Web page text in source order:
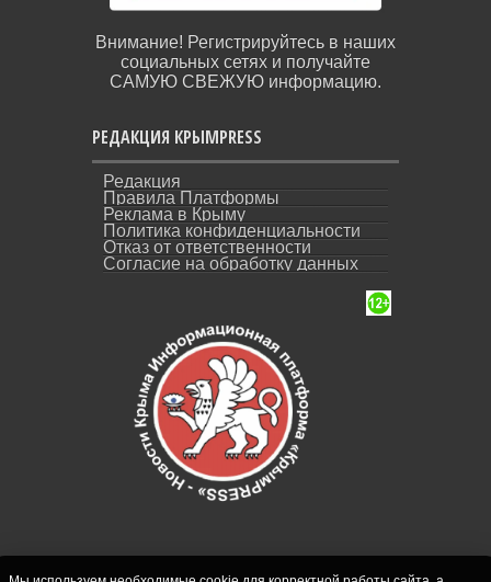
Внимание! Регистрируйтесь в наших
социальных сетях и получайте
САМУЮ СВЕЖУЮ информацию.
РЕДАКЦИЯ КРЫМPRESS
Редакция
Правила Платформы
Реклама в Крыму
Политика конфиденциальности
Отказ от ответственности
Согласие на обработку данных